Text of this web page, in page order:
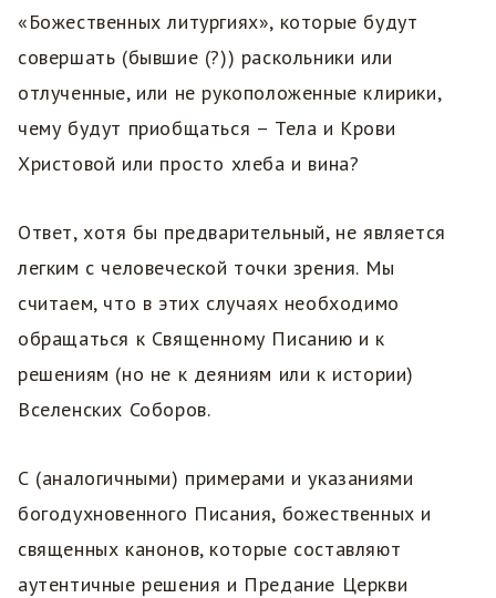
«Божественных литургиях», которые будут
совершать (бывшие (?)) раскольники или
отлученные, или не рукоположенные клирики,
чему будут приобщаться – Тела и Крови
Христовой или просто хлеба и вина?
Ответ, хотя бы предварительный, не является
легким с человеческой точки зрения. Мы
считаем, что в этих случаях необходимо
обращаться к Священному Писанию и к
решениям (но не к деяниям или к истории)
Вселенских Соборов.
С (аналогичными) примерами и указаниями
богодухновенного Писания, божественных и
священных канонов, которые составляют
аутентичные решения и Предание Церкви